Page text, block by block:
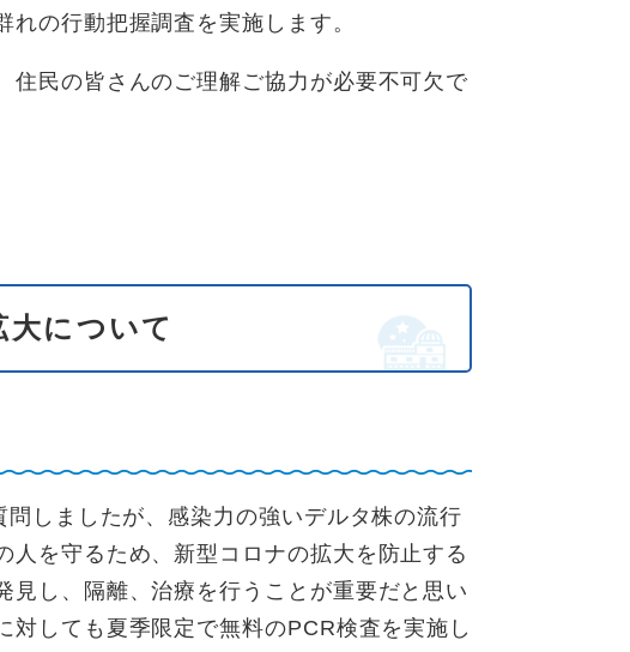
の行動把握調査を実施します。
民の皆さんのご理解ご協力が必要不可欠で
について
しましたが、感染力の強いデルタ株の流行
人を守るため、新型コロナの拡大を防止する
見し、隔離、治療を行うことが重要だと思い
対しても夏季限定で無料のPCR検査を実施し